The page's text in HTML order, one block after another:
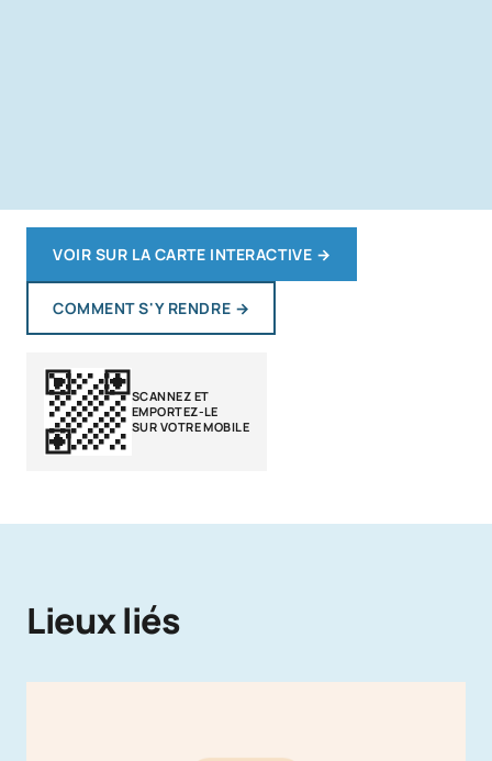
VOIR SUR LA CARTE INTERACTIVE →
COMMENT S'Y RENDRE →
SCANNEZ ET
EMPORTEZ-LE
SUR VOTRE MOBILE
Lieux liés